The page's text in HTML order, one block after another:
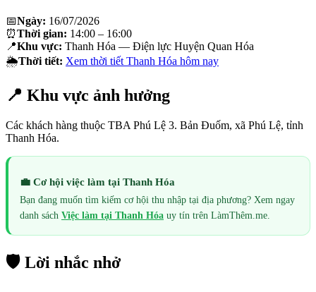
📅Ngày: 16/07/2026
⏰Thời gian: 14:00 – 16:00
📍Khu vực: Thanh Hóa — Điện lực Huyện Quan Hóa
🌦Thời tiết: Xem thời tiết Thanh Hóa hôm nay
📍 Khu vực ảnh hưởng
Các khách hàng thuộc TBA Phú Lệ 3. Bản Đuốm, xã Phú Lệ, tỉnh
Thanh Hóa.
💼 Cơ hội việc làm tại Thanh Hóa
Bạn đang muốn tìm kiếm cơ hội thu nhập tại địa phương? Xem ngay
danh sách Việc làm tại Thanh Hóa uy tín trên LàmThêm.me.
🛡️ Lời nhắc nhở